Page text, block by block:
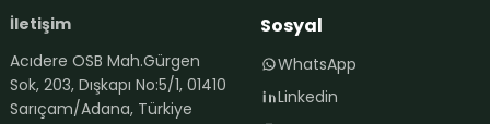
İletişim
Acıdere OSB Mah.Gürgen
Sok, 203, Dışkapı No:5/1, 01410
Sarıçam/Adana, Türkiye
Sosyal
WhatsApp
Linkedin
+90 542 119 70 01